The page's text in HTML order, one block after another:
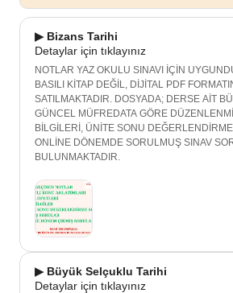
▶ Bizans Tarihi
Detaylar için tıklayınız
NOTLAR YAZ OKULU SINAVI İÇİN
BASILI KİTAP DEĞİL, DİJİTAL PDF
SATILMAKTADIR. DOSYADA; DERSE AİT
GÜNCEL MÜFREDATA GÖRE
BİLGİLERİ, ÜNİTE SONU
ONLİNE DÖNEMDE SORULMUŞ SINAV
BULUNMAKTADIR.
▶ Büyük Selçuklu Tarihi
Detaylar için tıklayınız